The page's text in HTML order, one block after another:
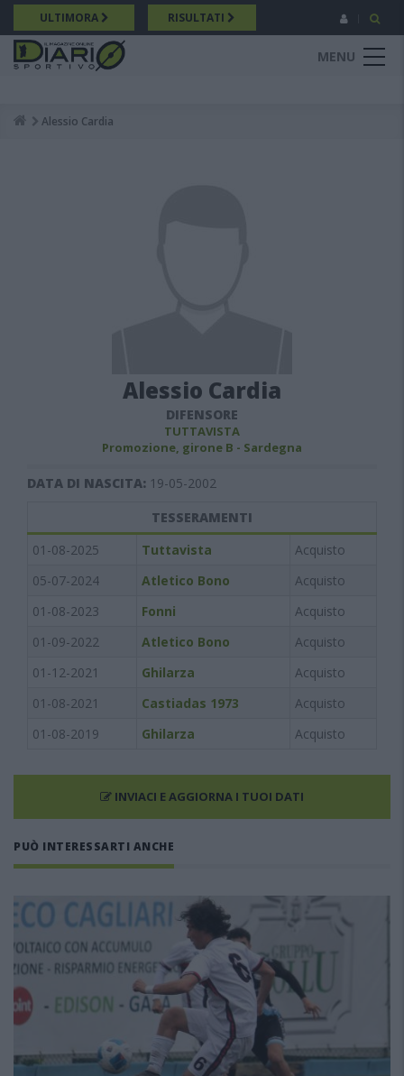
Salta
al
contenuto
principale
ULTIMORA RISULTATI
MENU
Breadcrumb
Alessio Cardia
Alessio Cardia
DIFENSORE
TUTTAVISTA
Promozione, girone B - Sardegna
DATA DI NASCITA: 19-05-2002
TESSERAMENTI
01-08-2025
Tuttavista
Acquisto
05-07-2024
Atletico Bono
Acquisto
01-08-2023
Fonni
Acquisto
01-09-2022
Atletico Bono
Acquisto
01-12-2021
Ghilarza
Acquisto
01-08-2021
Castiadas 1973
Acquisto
01-08-2019
Ghilarza Acquisto
INVIACI E AGGIORNA I TUOI DATI
PUÒ INTERESSARTI ANCHE